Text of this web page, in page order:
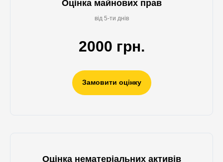
Оцінка майнових прав
від 5-ти днів
2000 грн.
Замовити оцінку
Оцінка нематеріальних активів